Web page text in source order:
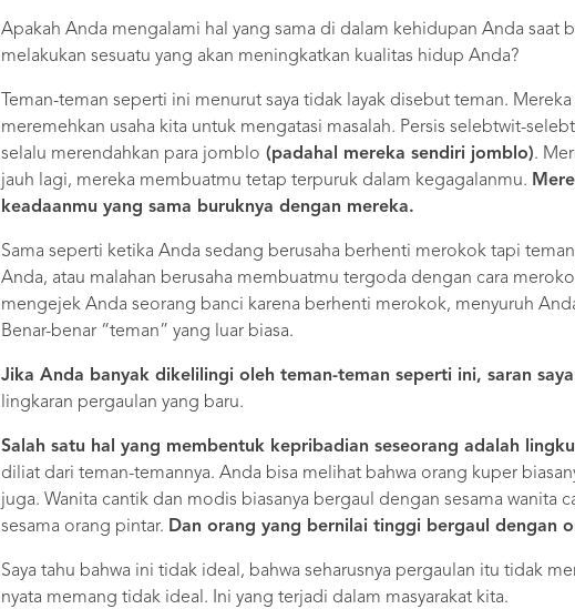
Apakah Anda mengalami hal yang sama di dalam kehidupan Anda saat
melakukan sesuatu yang akan meningkatkan kualitas hidup Anda?
Teman-teman seperti ini menurut saya tidak layak disebut teman.
meremehkan usaha kita untuk mengatasi masalah. Persis selebtwit-
selalu merendahkan para jomblo (padahal mereka sendiri jomblo).
jauh lagi, mereka membuatmu tetap terpuruk dalam kegagalanmu.
keadaanmu yang sama buruknya dengan mereka.
Sama seperti ketika Anda sedang berusaha berhenti merokok tapi
Anda, atau malahan berusaha membuatmu tergoda dengan cara
mengejek Anda seorang banci karena berhenti merokok, menyuruh
Benar-benar “teman” yang luar biasa.
Jika Anda banyak dikelilingi oleh teman-teman seperti ini, saran
lingkaran pergaulan yang baru.
Salah satu hal yang membentuk kepribadian seseorang adalah
diliat dari teman-temannya. Anda bisa melihat bahwa orang kuper
juga. Wanita cantik dan modis biasanya bergaul dengan sesama wanita
sesama orang pintar. Dan orang yang bernilai tinggi bergaul dengan
Saya tahu bahwa ini tidak ideal, bahwa seharusnya pergaulan itu tidak
nyata memang tidak ideal. Ini yang terjadi dalam masyarakat kita.